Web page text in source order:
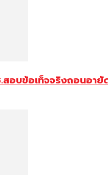
อบข้อเท็จจริงถอนอา